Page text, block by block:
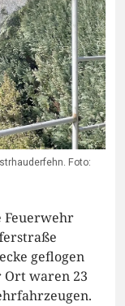
Foto:
Feuerwehr
geflogen
Ort waren 23